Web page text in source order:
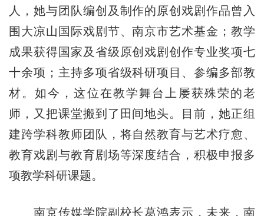
人，她与团队编创及制作的原创戏剧作品曾入
围大凉山国际戏剧节、南京市艺术基金；教学
成果获得国家及省级原创戏剧创作专业奖项七
十余项；主持多项省级科研项目、参编多部教
材。如今，这位在教学舞台上屡获殊荣的老
师，又把课堂搬到了田间地头。目前，她正组
建跨学科教师团队，将自然教育与艺术疗愈、
教育戏剧与教育剧场等深度结合，积极申报多
项教学科研课题。
南京传媒学院副校长葛鸿表示，未来，南